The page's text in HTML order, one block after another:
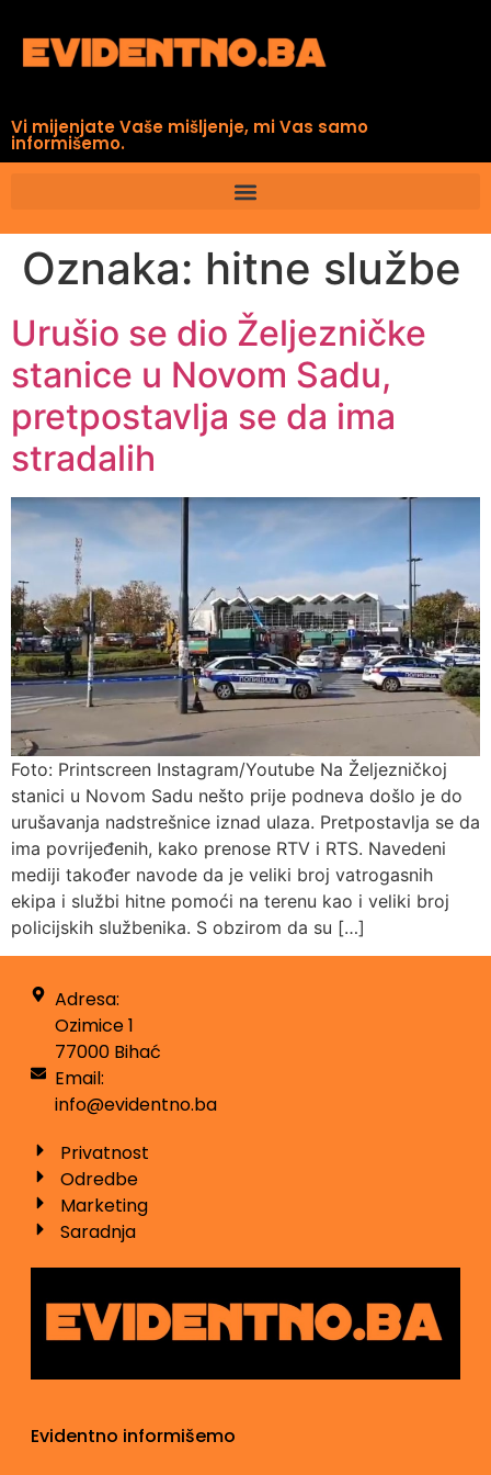
Vi mijenjate Vaše mišljenje, mi Vas samo
informišemo.
Oznaka: hitne službe
Urušio se dio Željezničke
stanice u Novom Sadu,
pretpostavlja se da ima
stradalih
Foto: Printscreen Instagram/Youtube Na Željezničkoj
stanici u Novom Sadu nešto prije podneva došlo je do
urušavanja nadstrešnice iznad ulaza. Pretpostavlja se da
ima povrijeđenih, kako prenose RTV i RTS. Navedeni
mediji također navode da je veliki broj vatrogasnih
ekipa i službi hitne pomoći na terenu kao i veliki broj
policijskih službenika. S obzirom da su […]
Adresa:
Ozimice 1
77000 Bihać
Email:
info@evidentno.ba
Privatnost
Odredbe
Marketing
Saradnja
Evidentno informišemo